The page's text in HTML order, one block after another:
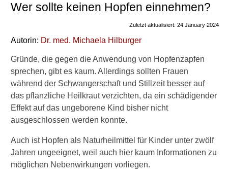
Wer sollte keinen Hopfen einnehmen?
Zuletzt aktualisiert: 24 January 2024
Autorin: Dr. med. Michaela Hilburger
Gründe, die gegen die Anwendung von Hopfenzapfen
sprechen, gibt es kaum. Allerdings sollten Frauen
während der Schwangerschaft und Stillzeit besser auf
das pflanzliche Heilkraut verzichten, da ein schädigender
Effekt auf das ungeborene Kind bisher nicht
ausgeschlossen werden konnte.
Auch ist Hopfen als Naturheilmittel für Kinder unter zwölf
Jahren ungeeignet, weil auch hier kaum Informationen zu
möglichen Nebenwirkungen vorliegen.
► Krankheiten
► Therapieverfahren
► Medikamente
► Gesundheitsthemen
Hopfen
Nebenwirkungen
Wann nicht?
Weitere Inhalte dazu auf
Navigator-Medizin
Alternative zu Hopfen:
Baldrian